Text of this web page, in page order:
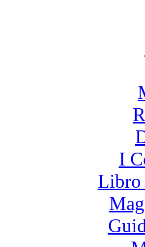
I
Libro